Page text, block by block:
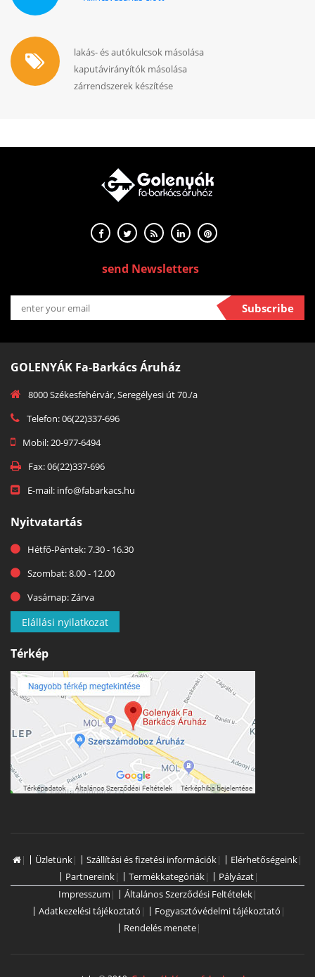
lakás- és autókulcsok másolása
kaputávirányítók másolása
zárrendszerek készítése
send Newsletters
Subscribe
GOLENYÁK Fa-Barkács Áruház
8000 Székesfehérvár, Seregélyesi út 70./a
Telefon: 06(22)337-696
Mobil: 20-977-6494
Fax: 06(22)337-696
E-mail: info@fabarkacs.hu
Nyitvatartás
Hétfő-Péntek: 7.30 - 16.30
Szombat: 8.00 - 12.00
Vasárnap: Zárva
Elállási nyilatkozat
Térkép
| Üzletünk| Szállítási és fizetési információk| Elérhetőségeink|
Partnereink| Termékkategóriák| Pályázat|
Impresszum | Általános Szerződési Feltételek|
Adatkezelési tájékoztató | Fogyasztóvédelmi tájékoztató |
Rendelés menete|